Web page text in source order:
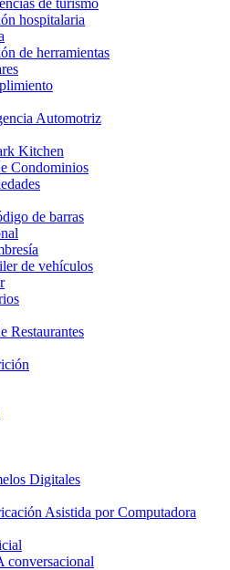
de turismo
hospitalaria
de herramientas
Automotriz
Kitchen
Condominios
de barras
de vehículos
Restaurantes
Digitales
Asistida por Computadora
conversacional